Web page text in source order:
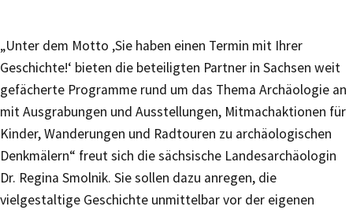
„Unter dem Motto ‚Sie haben einen Termin mit Ihrer
Geschichte!‘ bieten die beteiligten Partner in Sachsen weit
gefächerte Programme rund um das Thema Archäologie an
mit Ausgrabungen und Ausstellungen, Mitmachaktionen für
Kinder, Wanderungen und Radtouren zu archäologischen
Denkmälern“ freut sich die sächsische Landesarchäologin
Dr. Regina Smolnik. Sie sollen dazu anregen, die
vielgestaltige Geschichte unmittelbar vor der eigenen